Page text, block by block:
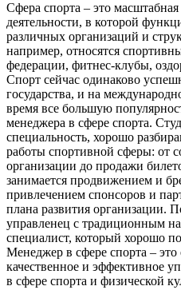
Сфера спорта – это
деятельности, в которой
различных организаций и
например, относятся
федерации, фитнес-клубы,
Спорт сейчас одинаково
государства, и на
время все большую
менеджера в сфере спорта.
специальность, хорошо
работы спортивной сферы: от
организации до продажи
занимается продвижением и
привлечением спонсоров и
плана развития организации.
управленец с традиционным
специалист, который хорошо
Менеджер в сфере спорта –
качественное и эффективное
в сфере спорта и физической